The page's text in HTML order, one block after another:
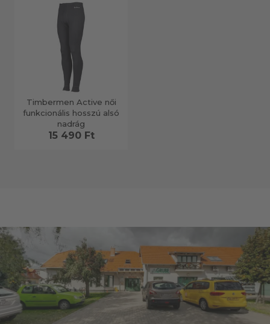
Timbermen Active női
funkcionális hosszú alsó
nadrág
15 490 Ft